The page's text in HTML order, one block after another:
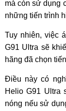
mà còn sử dụng
những tiến trình
Tuy nhiên, việc
G91 Ultra sẽ
hãng đã chọn
Điều này có
Helio G91 Ultra
nóng nếu sử